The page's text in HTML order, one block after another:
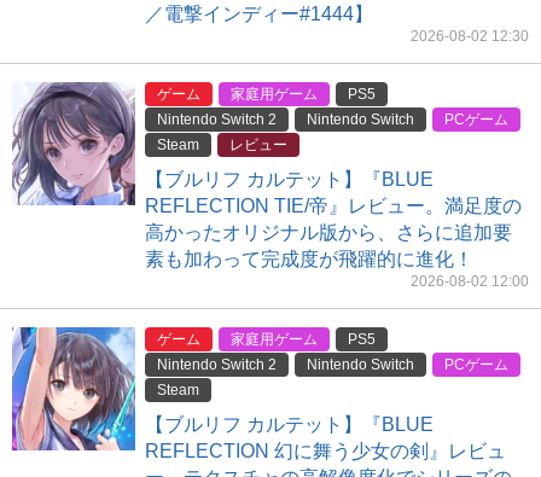
／電撃インディー#1444】
2026-08-02 12:30
ゲーム 家庭用ゲーム
PS5
Nintendo Switch 2
Nintendo Switch
PCゲーム
Steam
レビュー
【ブルリフ カルテット】『BLUE
REFLECTION TIE/帝』レビュー。満足度の
高かったオリジナル版から、さらに追加要
素も加わって完成度が飛躍的に進化！
2026-08-02 12:00
ゲーム 家庭用ゲーム
PS5
Nintendo Switch 2
Nintendo Switch
PCゲーム
Steam
【ブルリフ カルテット】『BLUE
REFLECTION 幻に舞う少女の剣』レビュ